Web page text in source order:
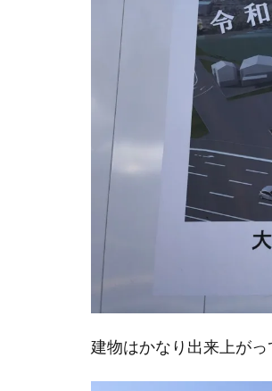
建物はかなり出来上が